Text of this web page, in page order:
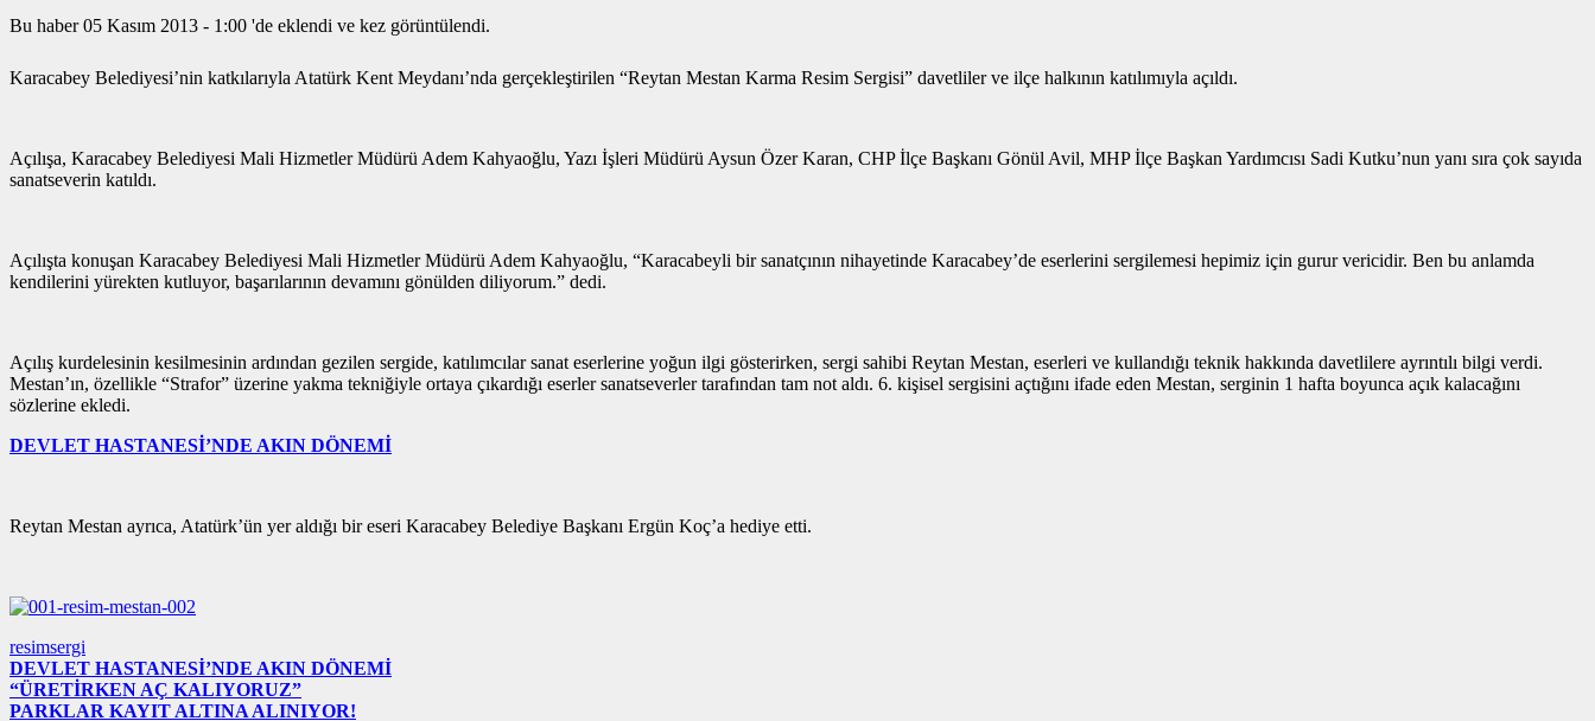
Bu haber 05 Kasım 2013 - 1:00 'de eklendi ve kez görüntülendi.
Karacabey Belediyesi’nin katkılarıyla Atatürk Kent Meydanı’nda gerçekleştirilen “Reytan Mestan Karma Resim Sergisi” davetliler ve ilçe halkının katılımıyla açıldı.
Açılışa, Karacabey Belediyesi Mali Hizmetler Müdürü Adem Kahyaoğlu, Yazı İşleri Müdürü Aysun Özer Karan, CHP İlçe Başkanı Gönül Avil, MHP İlçe Başkan Yardımcısı Sadi Kutku’nun yanı sıra çok sayıda
sanatseverin katıldı.
Açılışta konuşan Karacabey Belediyesi Mali Hizmetler Müdürü Adem Kahyaoğlu, “Karacabeyli bir sanatçının nihayetinde Karacabey’de eserlerini sergilemesi hepimiz için gurur vericidir. Ben bu anlamda
kendilerini yürekten kutluyor, başarılarının devamını gönülden diliyorum.” dedi.
Açılış kurdelesinin kesilmesinin ardından gezilen sergide, katılımcılar sanat eserlerine yoğun ilgi gösterirken, sergi sahibi Reytan Mestan, eserleri ve kullandığı teknik hakkında davetlilere ayrıntılı bilgi verdi.
Mestan’ın, özellikle “Strafor” üzerine yakma tekniğiyle ortaya çıkardığı eserler sanatseverler tarafından tam not aldı. 6. kişisel sergisini açtığını ifade eden Mestan, serginin 1 hafta boyunca açık kalacağını
sözlerine ekledi.
DEVLET HASTANESİ’NDE AKIN DÖNEMİ
Reytan Mestan ayrıca, Atatürk’ün yer aldığı bir eseri Karacabey Belediye Başkanı Ergün Koç’a hediye etti.
resimsergi
DEVLET HASTANESİ’NDE AKIN DÖNEMİ
“ÜRETİRKEN AÇ KALIYORUZ”
PARKLAR KAYIT ALTINA ALINIYOR!